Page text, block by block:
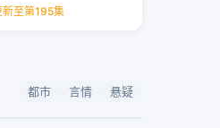
新至第195集
都市 言情 悬疑